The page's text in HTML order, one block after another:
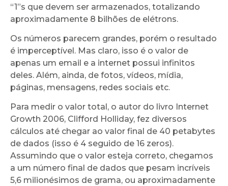
“1”s que devem ser armazenados, totalizando
aproximadamente 8 bilhões de elétrons.
Os números parecem grandes, porém o resultado
é imperceptível. Mas claro, isso é o valor de
apenas um email e a internet possui infinitos
deles. Além, ainda, de fotos, vídeos, mídia,
páginas, mensagens, redes sociais etc.
Para medir o valor total, o autor do livro Internet
Growth 2006, Clifford Holliday, fez diversos
cálculos até chegar ao valor final de 40 petabytes
de dados (isso é 4 seguido de 16 zeros).
Assumindo que o valor esteja correto, chegamos
a um número final de dados que pesam incríveis
5,6 milionésimos de grama, ou aproximadamente